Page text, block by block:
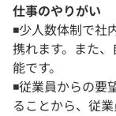
仕事のやりがい
◾️少人数体制で
携れます。また
能です。
◾️従業員からの
ることから、従